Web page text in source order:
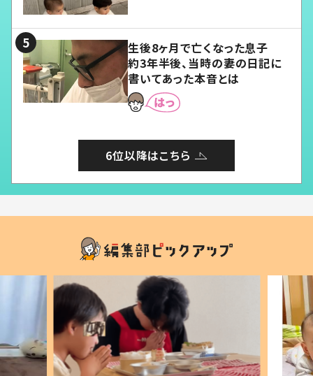
生後8ヶ月で亡くなった息子
約3年半後、当時の妻の日記に
書いてあった本音とは
6位以降はこちら